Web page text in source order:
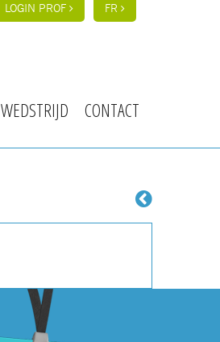
LOGIN PROF FR
WEDSTRIJD CONTACT